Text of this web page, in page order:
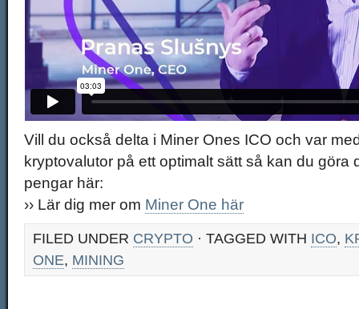
Vill du också delta i Miner Ones ICO och var
kryptovalutor på ett optimalt sätt så kan du göra
pengar här:
›› Lär dig mer om Miner One här
FILED UNDER CRYPTO · TAGGED WITH ICO,
ONE, MINING